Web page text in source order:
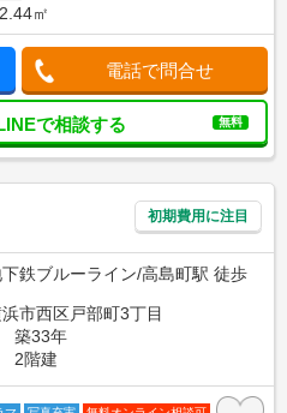
㎡
電話で問合せ
で相談する 無料
初期費用に注目
鉄ブルーライン/高島町駅 徒歩
市西区戸部町3丁目
築33年
2階建